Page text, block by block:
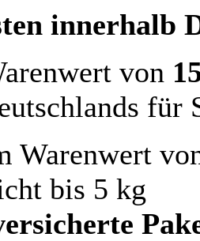
innerhalb
von
für
Warenwert
bis 5 kg